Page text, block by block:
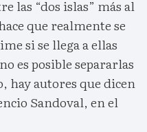
las “dos islas” más al
que realmente se
si se llega a ellas
es posible separarlas
hay autores que dicen
Sandoval, en el